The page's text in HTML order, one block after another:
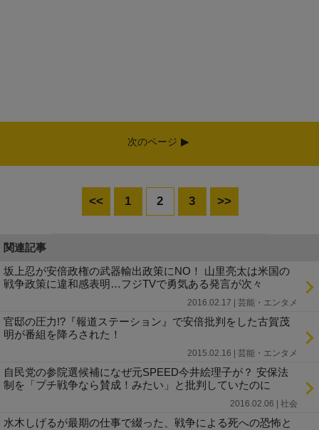
次のページ
<< 1 2 3 >>
関連記事
坂上忍が安倍政権の武器輸出政策にNO！ 山里亮太は米国の
戦争政策に違和感表明…フジTVで勇気ある発言が次々
2016.02.17 | 芸能・エンタメ
官邸の圧力!?『報道ステーション』で安倍批判をした古賀茂
明が番組を降ろされた！
2015.02.16 | 芸能・エンタメ
自民党の参院選候補になぜ元SPEED今井絵理子が？ 安保法
制を「プチ戦争なら賛成！みたい」と批判していたのに
2016.02.06 | 社会
水木しげるが最期の仕事で綴った、戦争による死への恐怖と